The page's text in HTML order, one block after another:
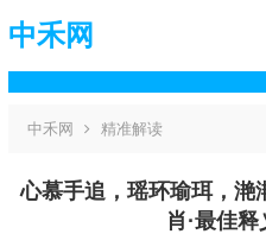
中禾网
中禾网 精准解读
心慕手追，瑶环瑜珥，滟
肖·最佳